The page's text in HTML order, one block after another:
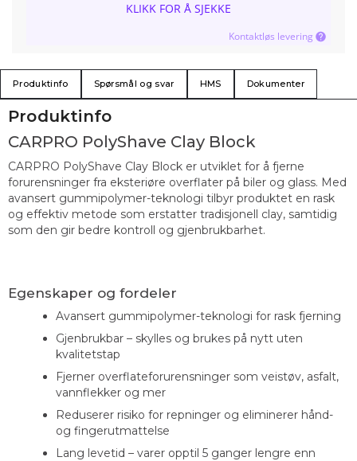
KLIKK FOR Å SJEKKE
Kontaktløs levering
Produktinfo Spørsmål og svar HMS Dokumenter
Produktinfo
CARPRO PolyShave Clay Block
CARPRO PolyShave Clay Block er utviklet for å fjerne
forurensninger fra eksteriøre overflater på biler og glass. Med
avansert gummipolymer-teknologi tilbyr produktet en rask
og effektiv metode som erstatter tradisjonell clay, samtidig
som den gir bedre kontroll og gjenbrukbarhet.
Egenskaper og fordeler
Avansert gummipolymer-teknologi for rask fjerning
Gjenbrukbar – skylles og brukes på nytt uten
kvalitetstap
Fjerner overflateforurensninger som veistøv, asfalt,
vannflekker og mer
Reduserer risiko for repninger og eliminerer hånd-
og fingerutmattelse
Lang levetid – varer opptil 5 ganger lengre enn